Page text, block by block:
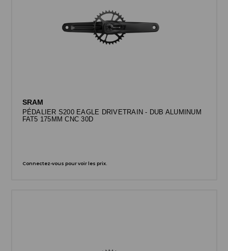
SRAM
PÉDALIER S200 EAGLE DRIVETRAIN - DUB ALUMINUM
FAT5 175MM CNC 30D
Connectez-vous pour voir les prix.